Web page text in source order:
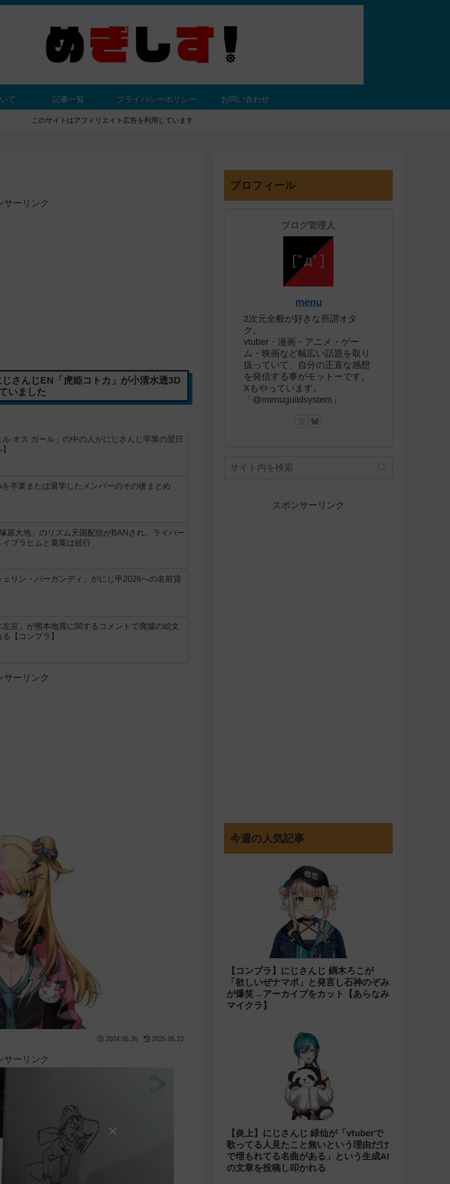
て 記事一覧 プライバシーポリシー お問い合わせ
このサイトはアフィリエイト広告を利用しています
サーリンク
さんじEN「虎姫コトカ」が小清水透3D
いました
オス ガール」の中の人がにじさんじ卒業の翌日
卒業または退学したメンバーのその後まとめ
原大地」のリズム天国配信がBANされ、ライバー
ブラヒムと葛葉は続行
リン・バーガンディ」がにじ甲2026への名前貸
京」が熊本地震に関するコメントで廃墟の絵文
【コンプラ】
サーリンク
2024.05.26 2025.05.22
サーリンク
プロフィール
ブログ管理人
menu
2次元全般が好きな所謂オタ
ク。
vtuber・漫画・アニメ・ゲー
ム・映画など幅広い話題を取り
扱っていて、自分の正直な感想
を発信する事がモットーです。
Xもやっています。
「@menuguildsystem」
スポンサーリンク
今週の人気記事
【コンプラ】にじさんじ 鏑木ろこが
「欲しいぜナマポ」と発言し石神のぞみ
が爆笑→アーカイブをカット【あらなみ
マイクラ】
【炎上】にじさんじ 緑仙が「vtuberで
歌ってる人見たこと無いという理由だけ
で埋もれてる名曲がある」という生成AI
の文章を投稿し叩かれる